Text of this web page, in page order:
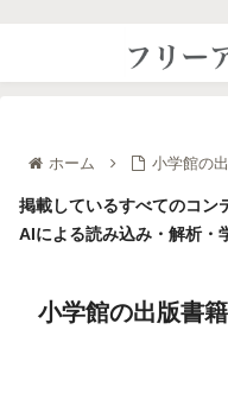
ホーム 小学館の
掲載しているすべてのコン
AIによる読み込み・解析・
小学館の出版書